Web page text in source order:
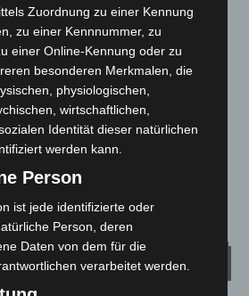
sucht Zeugen
bei McDonald’s-Umbau in
beschädigt
Wetter
Zuordnung zu einer Kennung
zu einer Kennnummer, zu
einer Online-Kennung oder zu
besonderen Merkmalen, die
physiologischen,
wirtschaftlichen,
Identität dieser natürlichen
werden kann.
Person
ist jede identifizierte oder
Person, deren
Daten von dem für die
verarbeitet werden.